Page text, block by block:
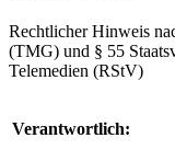
Rechtlicher Hinweis
(TMG) und § 55
Telemedien (RStV)
Verantwortlich: